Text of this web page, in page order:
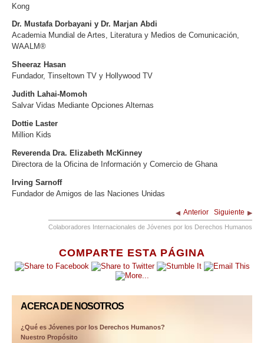
COMPARTE ESTA PÁGINA
ACERCA DE NOSOTROS
¿Qué es Jóvenes por los Derechos Humanos?
Nuestro Propósito
Kong
Dr. Mustafa Dorbayani y Dr. Marjan Abdi
Academia Mundial de Artes, Literatura y Medios de Comunicación,
WAALM®
Sheeraz Hasan
Fundador, Tinseltown TV y Hollywood TV
Judith Lahai-Momoh
Salvar Vidas Mediante Opciones Alternas
Dottie Laster
Million Kids
Reverenda Dra. Elizabeth McKinney
Directora de la Oficina de Información y Comercio de Ghana
Irving Sarnoff
Fundador de Amigos de las Naciones Unidas
Anterior Siguiente
Colaboradores Internacionales de Jóvenes por los Derechos Humanos